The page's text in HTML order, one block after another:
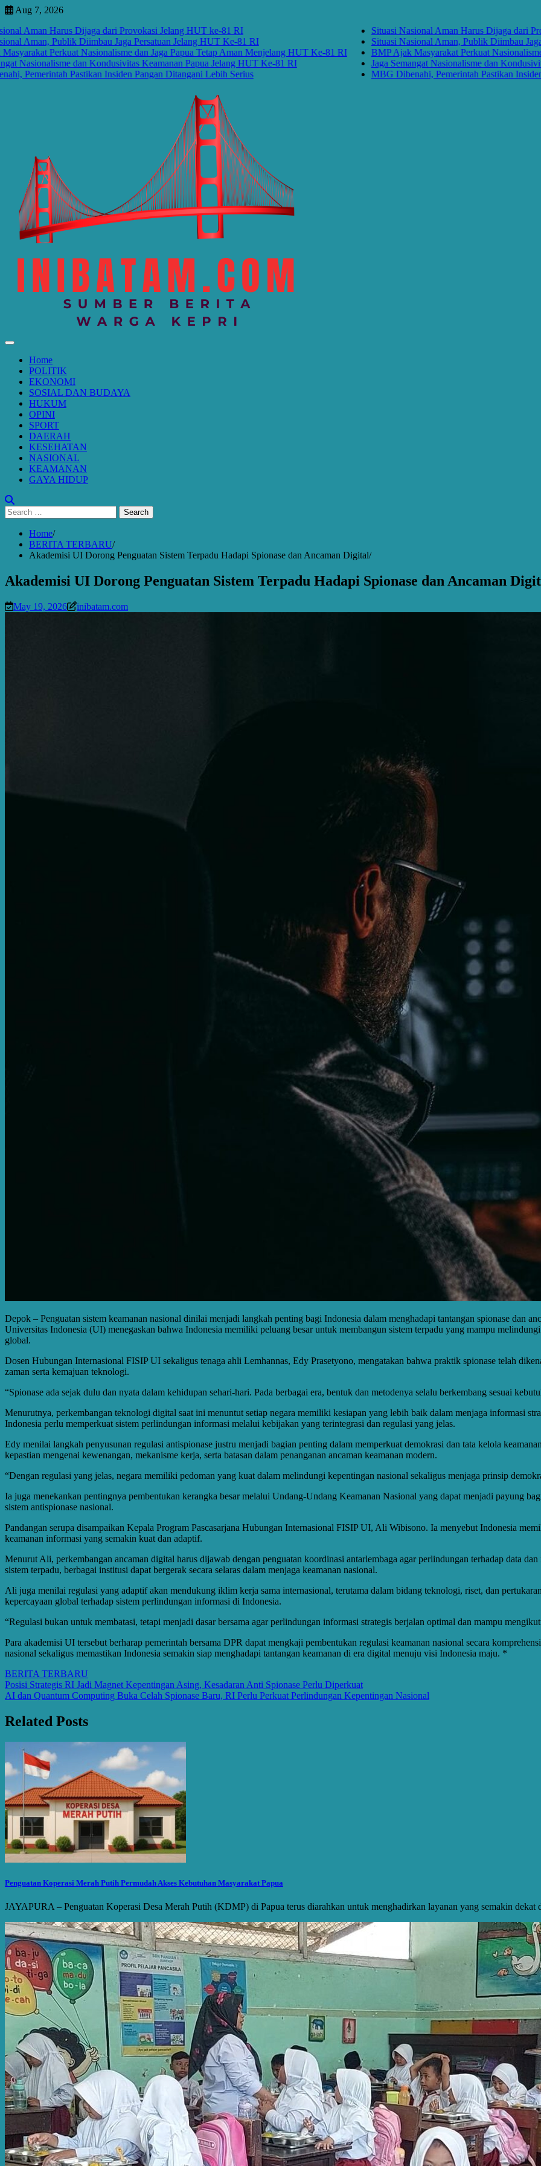
Skip
content
Aug 7, 2026
Aman Harus Dijaga dari Provokasi Jelang HUT ke-81 RI
Aman, Publik Diimbau Jaga Persatuan Jelang HUT Ke-81 RI
Perkuat Nasionalisme dan Jaga Papua Tetap Aman Menjelang HUT Ke-81 RI
dan Kondusivitas Keamanan Papua Jelang HUT Ke-81 RI
Pastikan Insiden Pangan Ditangani Lebih Serius
Situasi Nasional Aman Harus Dijaga dari
Situasi Nasional Aman, Publik Diimbau Jaga
BMP Ajak Masyarakat Perkuat Nasionalisme
Jaga Semangat Nasionalisme dan Kondusivitas
MBG Dibenahi, Pemerintah Pastikan Insiden
Home
POLITIK
EKONOMI
SOSIAL DAN BUDAYA
HUKUM
OPINI
SPORT
DAERAH
KESEHATAN
NASIONAL
KEAMANAN
GAYA HIDUP
Search
for:
Home
BERITA TERBARU
Akademisi UI Dorong Penguatan Sistem Terpadu Hadapi Spionase dan Ancaman Digital
Akademisi UI Dorong Penguatan Sistem Terpadu Hadapi Spionase dan Ancaman
May 19, 2026 inibatam.com
Depok – Penguatan sistem keamanan nasional dinilai menjadi langkah penting bagi Indonesia dalam menghadapi tantangan spionase dan
Universitas Indonesia (UI) menegaskan bahwa Indonesia memiliki peluang besar untuk membangun sistem terpadu yang mampu
global.
Dosen Hubungan Internasional FISIP UI sekaligus tenaga ahli Lemhannas, Edy Prasetyono, mengatakan bahwa praktik spionase telah
zaman serta kemajuan teknologi.
“Spionase ada sejak dulu dan nyata dalam kehidupan sehari-hari. Pada berbagai era, bentuk dan metodenya selalu berkembang sesuai
Menurutnya, perkembangan teknologi digital saat ini menuntut setiap negara memiliki kesiapan yang lebih baik dalam menjaga informasi
Indonesia perlu memperkuat sistem perlindungan informasi melalui kebijakan yang terintegrasi dan regulasi yang jelas.
Edy menilai langkah penyusunan regulasi antispionase justru menjadi bagian penting dalam memperkuat demokrasi dan tata kelola
kepastian mengenai kewenangan, mekanisme kerja, serta batasan dalam penanganan ancaman keamanan modern.
“Dengan regulasi yang jelas, negara memiliki pedoman yang kuat dalam melindungi kepentingan nasional sekaligus menjaga prinsip
Ia juga menekankan pentingnya pembentukan kerangka besar melalui Undang-Undang Keamanan Nasional yang dapat menjadi payung
sistem antispionase nasional.
Pandangan serupa disampaikan Kepala Program Pascasarjana Hubungan Internasional FISIP UI, Ali Wibisono. Ia menyebut Indonesia
keamanan informasi yang semakin kuat dan adaptif.
Menurut Ali, perkembangan ancaman digital harus dijawab dengan penguatan koordinasi antarlembaga agar perlindungan terhadap data
sistem terpadu, berbagai institusi dapat bergerak secara selaras dalam menjaga keamanan nasional.
Ali juga menilai regulasi yang adaptif akan mendukung iklim kerja sama internasional, terutama dalam bidang teknologi, riset, dan
kepercayaan global terhadap sistem perlindungan informasi di Indonesia.
“Regulasi bukan untuk membatasi, tetapi menjadi dasar bersama agar perlindungan informasi strategis berjalan optimal dan mampu
Para akademisi UI tersebut berharap pemerintah bersama DPR dapat mengkaji pembentukan regulasi keamanan nasional secara
nasional sekaligus memastikan Indonesia semakin siap menghadapi tantangan keamanan di era digital menuju visi Indonesia maju. *
BERITA TERBARU
Post
navigation
Posisi Strategis RI Jadi Magnet Kepentingan Asing, Kesadaran Anti Spionase Perlu Diperkuat
AI dan Quantum Computing Buka Celah Spionase Baru, RI Perlu Perkuat Perlindungan Kepentingan Nasional
Related Posts
Penguatan Koperasi Merah Putih Permudah Akses Kebutuhan Masyarakat Papua
JAYAPURA – Penguatan Koperasi Desa Merah Putih (KDMP) di Papua terus diarahkan untuk menghadirkan layanan yang semakin dekat